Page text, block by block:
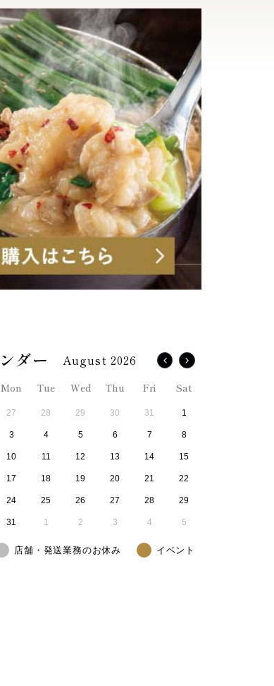
August 2026
Mon Tue Wed Thu Fri Sat
27 28 29 30 31 1
3 4 5 6 7 8
10 11 12 13 14 15
17 18 19 20 21 22
24 25 26 27 28 29
31 1 2 3 4 5
店舗・発送業務のお休み イベント